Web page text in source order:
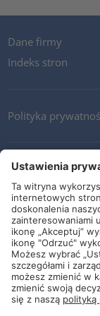
Dane firmy
Indeks stron
Polityka
Kontakt
Newsletter
Ogólne warunki i
Wytyczne i